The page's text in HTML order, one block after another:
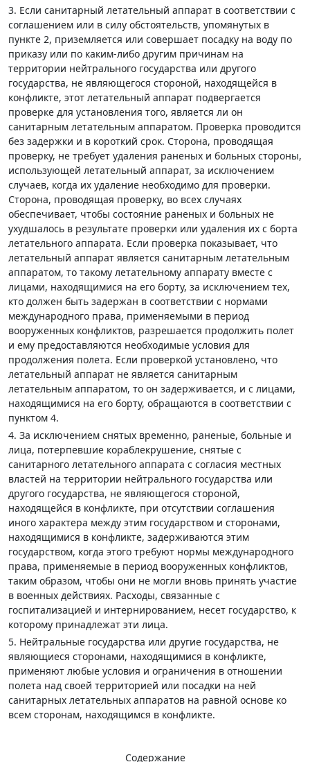
3. Если санитарный летательный аппарат в соответствии с
соглашением или в силу обстоятельств, упомянутых в
пункте 2, приземляется или совершает посадку на воду по
приказу или по каким-либо другим причинам на
территории нейтрального государства или другого
государства, не являющегося стороной, находящейся в
конфликте, этот летательный аппарат подвергается
проверке для установления того, является ли он
санитарным летательным аппаратом. Проверка проводится
без задержки и в короткий срок. Сторона, проводящая
проверку, не требует удаления раненых и больных стороны,
использующей летательный аппарат, за исключением
случаев, когда их удаление необходимо для проверки.
Сторона, проводящая проверку, во всех случаях
обеспечивает, чтобы состояние раненых и больных не
ухудшалось в результате проверки или удаления их с борта
летательного аппарата. Если проверка показывает, что
летательный аппарат является санитарным летательным
аппаратом, то такому летательному аппарату вместе с
лицами, находящимися на его борту, за исключением тех,
кто должен быть задержан в соответствии с нормами
международного права, применяемыми в период
вооруженных конфликтов, разрешается продолжить полет
и ему предоставляются необходимые условия для
продолжения полета. Если проверкой установлено, что
летательный аппарат не является санитарным
летательным аппаратом, то он задерживается, и с лицами,
находящимися на его борту, обращаются в соответствии с
пунктом 4.
4. За исключением снятых временно, раненые, больные и
лица, потерпевшие кораблекрушение, снятые с
санитарного летательного аппарата с согласия местных
властей на территории нейтрального государства или
другого государства, не являющегося стороной,
находящейся в конфликте, при отсутствии соглашения
иного характера между этим государством и сторонами,
находящимися в конфликте, задерживаются этим
государством, когда этого требуют нормы международного
права, применяемые в период вооруженных конфликтов,
таким образом, чтобы они не могли вновь принять участие
в военных действиях. Расходы, связанные с
госпитализацией и интернированием, несет государство, к
которому принадлежат эти лица.
5. Нейтральные государства или другие государства, не
являющиеся сторонами, находящимися в конфликте,
применяют любые условия и ограничения в отношении
полета над своей территорией или посадки на ней
санитарных летательных аппаратов на равной основе ко
всем сторонам, находящимся в конфликте.
Содержание